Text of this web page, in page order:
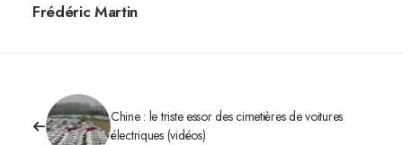
Frédéric Martin
Chine : le triste essor des cimetières de voitures
électriques (vidéos)